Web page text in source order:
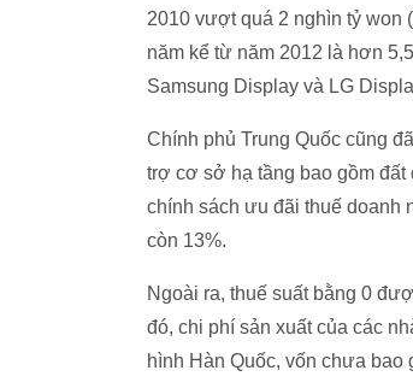
2010 vượt quá 2 nghìn tỷ won
năm kể từ năm 2012 là hơn
Samsung Display và LG
Chính phủ Trung Quốc cũng
trợ cơ sở hạ tầng bao gồm
chính sách ưu đãi thuế doanh
còn 13%.
Ngoài ra, thuế suất bằng 0
đó, chi phí sản xuất của các
hình Hàn Quốc, vốn chưa